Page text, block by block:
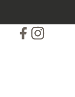
content